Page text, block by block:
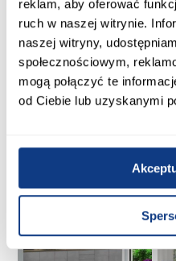
reklam, aby oferować
ruch w naszej witrynie.
naszej witryny,
społecznościowym,
mogą połączyć te
od Ciebie lub uzyskanymi
Scandi/Nessa
Kolor frontów:
górne-jasne
Inni Klienci
PORÓWNAJ